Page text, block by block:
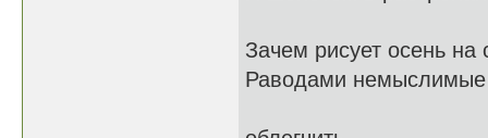
Зачем рисует осень на
Раводами